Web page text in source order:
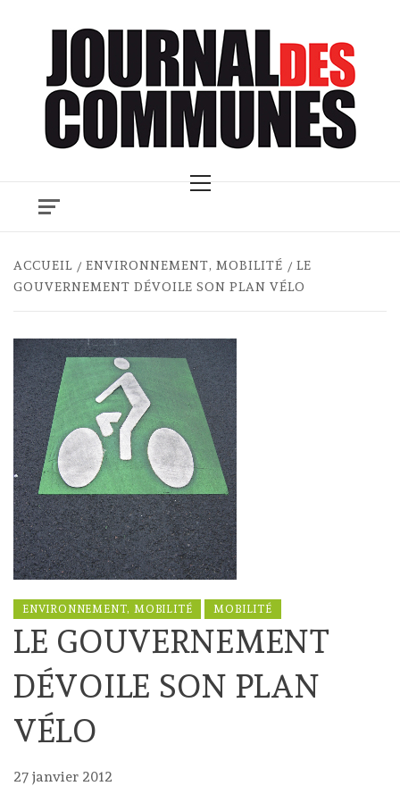
Menu
ACCUEIL ENVIRONNEMENT, MOBILITÉ
LE
GOUVERNEMENT DÉVOILE SON PLAN VÉLO
ENVIRONNEMENT, MOBILITÉ MOBILITÉ
LE GOUVERNEMENT
DÉVOILE SON PLAN
VÉLO
27 janvier 2012